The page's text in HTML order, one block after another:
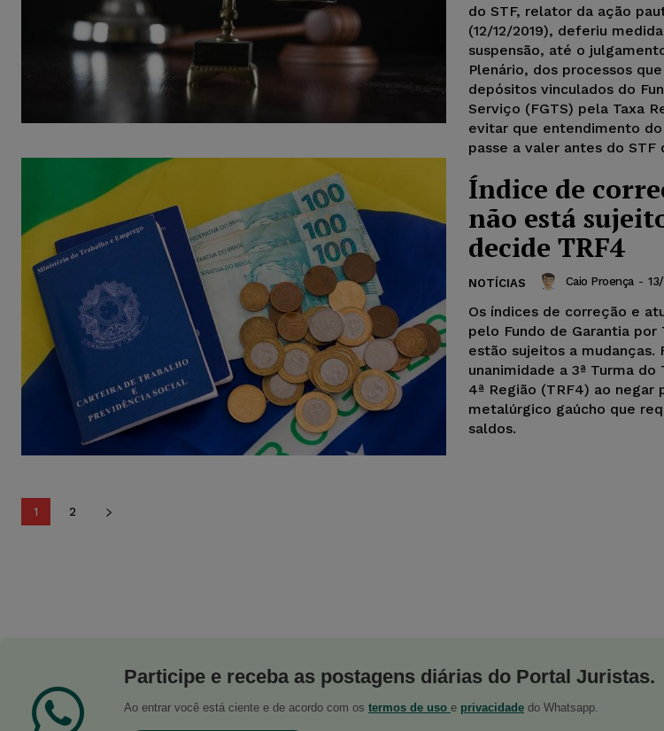
do STF, relator da ação
(12/12/2019), deferiu
suspensão, até o
Plenário, dos processos
depósitos vinculados do
Serviço (FGTS) pela Taxa
evitar que entendimento
passe a valer antes do STF
Índice de
não está
decide TRF4
NOTÍCIAS Caio Proença -
Os índices de correção e
pelo Fundo de Garantia por
estão sujeitos a mudanças.
unanimidade a 3ª Turma
4ª Região (TRF4) ao
metalúrgico gaúcho que
saldos.
1 2
Participe e receba as postagens diárias do Portal Juristas.
Ao entrar você está ciente e de acordo com os termos de uso e privacidade do Whatsapp.